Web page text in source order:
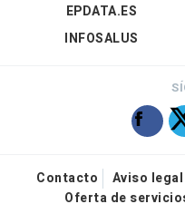
EPDATA.ES
INFOSALUS
Contacto Aviso legal
Oferta de